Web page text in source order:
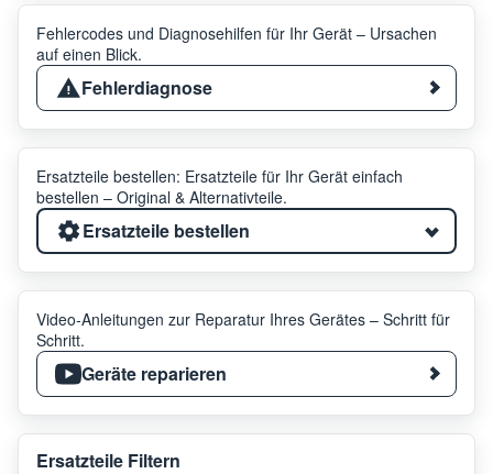
Fehlercodes und Diagnosehilfen für Ihr Gerät – Ursachen
auf einen Blick.
Fehlerdiagnose
Ersatzteile bestellen: Ersatzteile für Ihr Gerät einfach
bestellen – Original & Alternativteile.
Ersatzteile bestellen
Video-Anleitungen zur Reparatur Ihres Gerätes – Schritt für
Schritt.
Geräte reparieren
Ersatzteile Filtern